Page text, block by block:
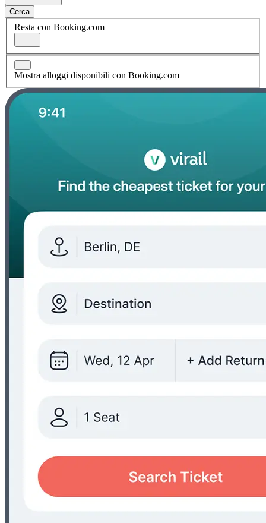
Cerca
Resta con Booking.com
Mostra alloggi disponibili con Booking.com